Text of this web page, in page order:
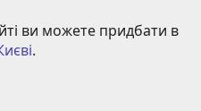
ви можете придбати в
.